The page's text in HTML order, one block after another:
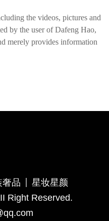
the videos, pictures and
by the user of Dafeng Hao,
merely provides information
奢品
星妆星颜
Right Reserved.